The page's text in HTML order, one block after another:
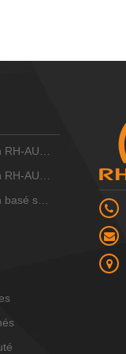
10 ZONE
16 zones
AUDIO